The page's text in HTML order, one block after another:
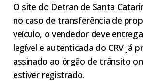
O site do Detran de Santa
no caso de transferência de
veículo, o vendedor deve
legível e autenticada do CRV já
assinado ao órgão de trânsito
estiver registrado.